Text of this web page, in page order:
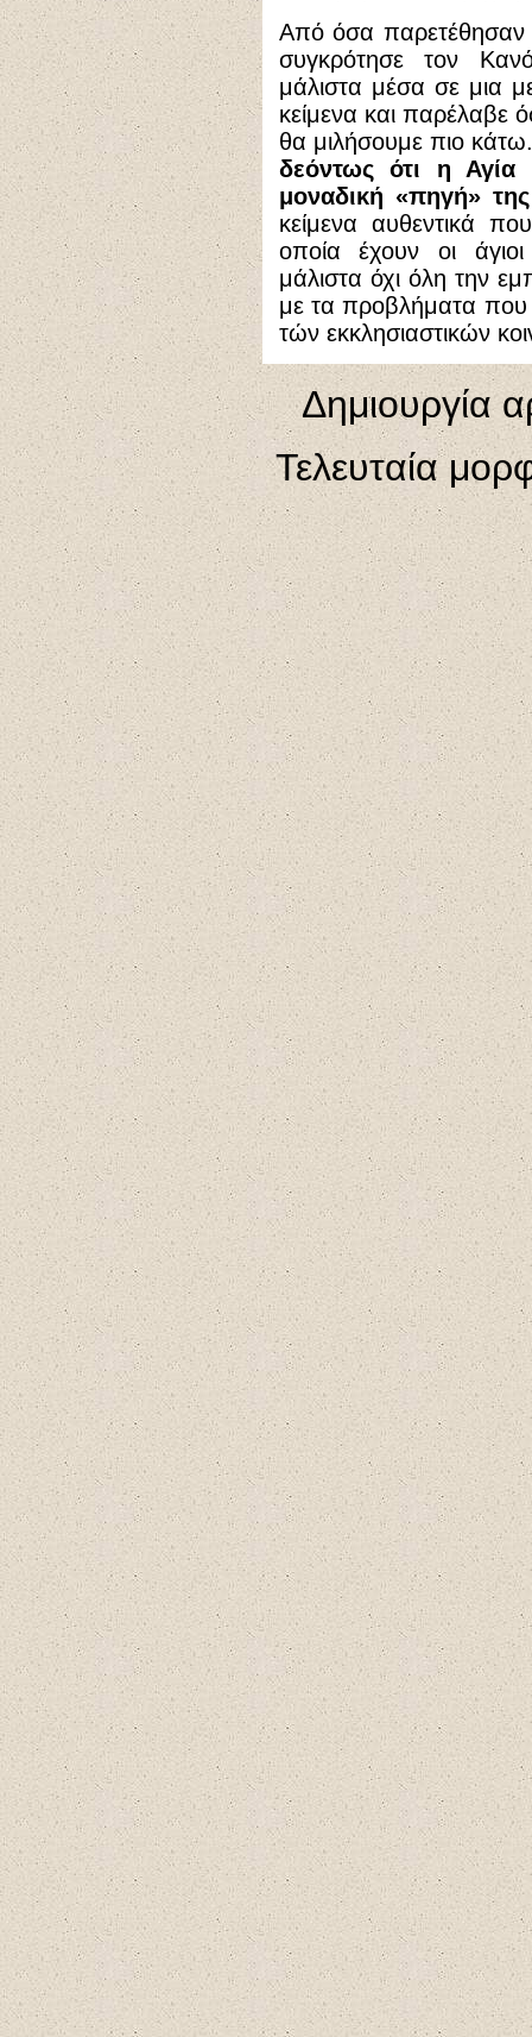
Από όσα παρετέθησαν
συγκρότησε τον
μάλιστα μέσα σε μια
κείμενα και παρέλαβε
θα μιλήσουμε πιο
δεόντως ότι η
μοναδική «πηγή»
κείμενα αυθεντικά
οποία έχουν οι
μάλιστα όχι όλη την
με τα προβλήματα που
τών εκκλησιαστικών
Δημιουργία
Τελευταία